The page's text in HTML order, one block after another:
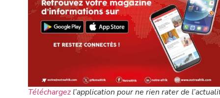
Téléchargezl’application pour ne rien rater de